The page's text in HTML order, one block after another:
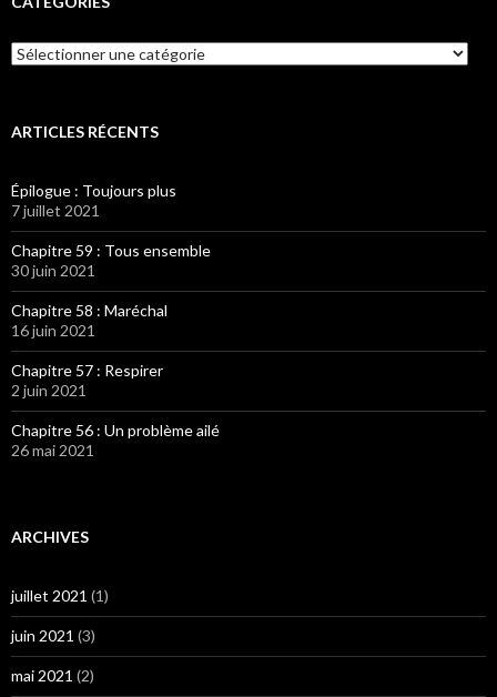
Catégories
ARTICLES RÉCENTS
Épilogue : Toujours plus
7 juillet 2021
Chapitre 59 : Tous ensemble
30 juin 2021
Chapitre 58 : Maréchal
16 juin 2021
Chapitre 57 : Respirer
2 juin 2021
Chapitre 56 : Un problème ailé
26 mai 2021
ARCHIVES
juillet 2021 (1)
juin 2021 (3)
mai 2021 (2)